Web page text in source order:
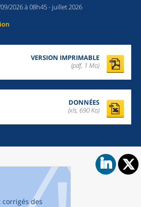
2026 à 08h45- juillet 2026
VERSION IMPRIMABLE
(pdf, 1 Mo)
DONNÉES
(xls, 690 Ko)
des